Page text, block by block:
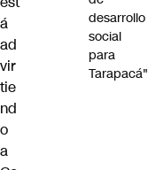
á
ad
vir
tie
nd
o
a
desarrollo
social
para
Tarapacá"